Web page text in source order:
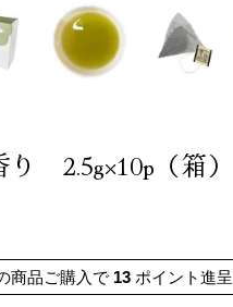
2.5g×10p（箱）
商品ご購入で 13 ポイント進呈